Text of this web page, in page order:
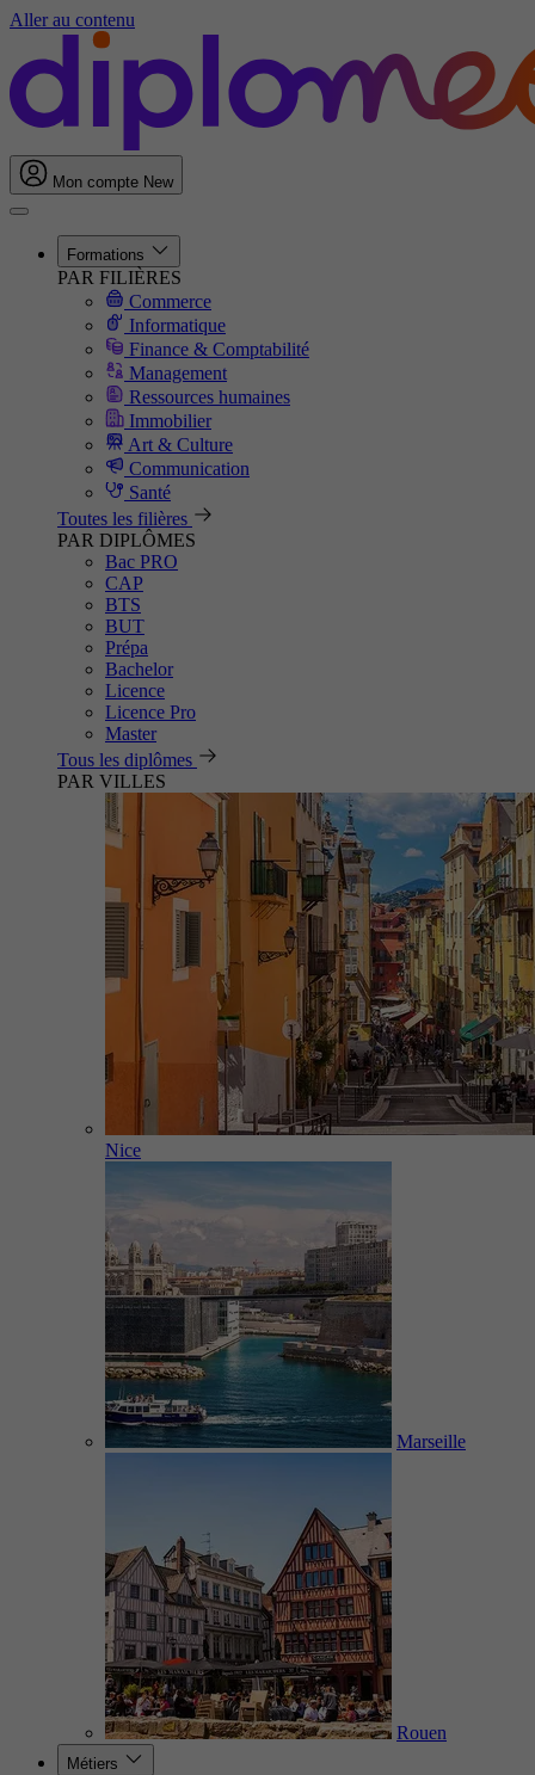
Aller au contenu
Mon compte New
Formations
PAR FILIÈRES
Commerce
Informatique
Finance & Comptabilité
Management
Ressources humaines
Immobilier
Art & Culture
Communication
Santé
Toutes les filières
PAR DIPLÔMES
Bac PRO
CAP
BTS
BUT
Prépa
Bachelor
Licence
Licence Pro
Master
Tous les diplômes
PAR VILLES
Nice
Marseille
Rouen
Métiers